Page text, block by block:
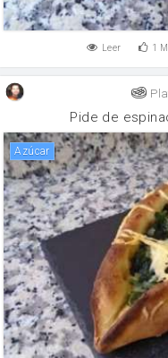
Leer 1
Pide de
Azúcar